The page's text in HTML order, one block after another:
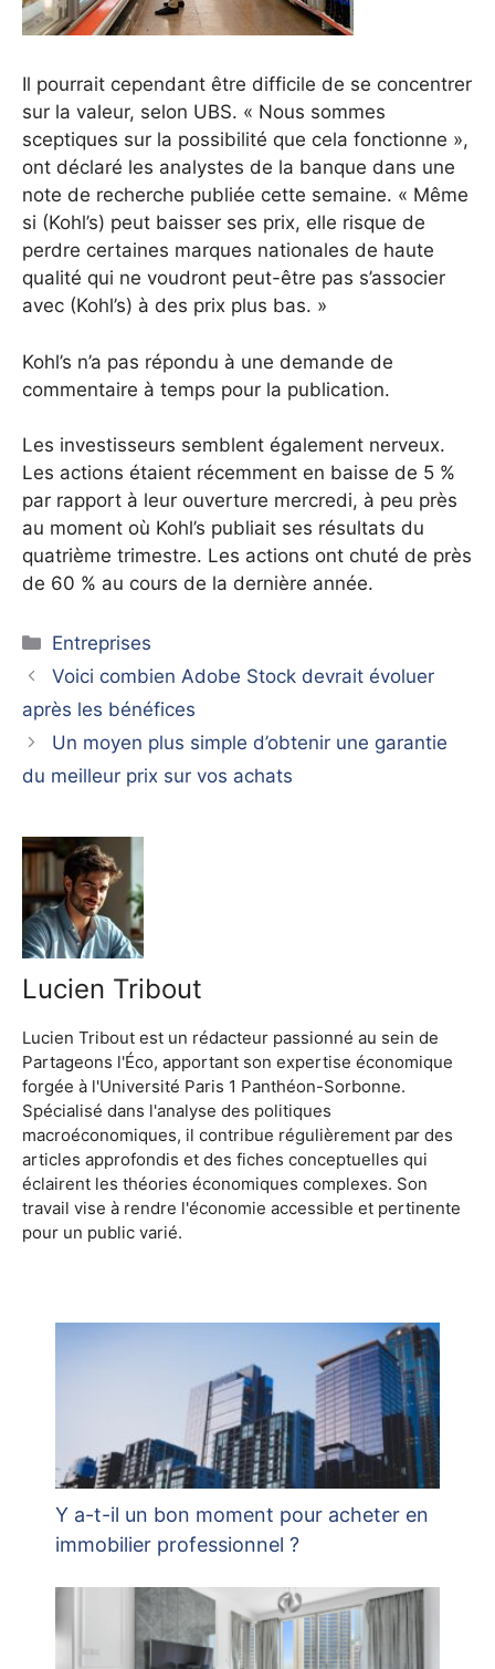
Il pourrait cependant être difficile de se concentrer
sur la valeur, selon UBS. « Nous sommes
sceptiques sur la possibilité que cela fonctionne »,
ont déclaré les analystes de la banque dans une
note de recherche publiée cette semaine. « Même
si (Kohl’s) peut baisser ses prix, elle risque de
perdre certaines marques nationales de haute
qualité qui ne voudront peut-être pas s’associer
avec (Kohl’s) à des prix plus bas. »
Kohl’s n’a pas répondu à une demande de
commentaire à temps pour la publication.
Les investisseurs semblent également nerveux.
Les actions étaient récemment en baisse de 5 %
par rapport à leur ouverture mercredi, à peu près
au moment où Kohl’s publiait ses résultats du
quatrième trimestre. Les actions ont chuté de près
de 60 % au cours de la dernière année.
Catégories
Entreprises
Voici combien Adobe Stock devrait évoluer
après les bénéfices
Un moyen plus simple d’obtenir une garantie
du meilleur prix sur vos achats
Lucien Tribout
Lucien Tribout est un rédacteur passionné au sein de
Partageons l'Éco, apportant son expertise économique
forgée à l'Université Paris 1 Panthéon-Sorbonne.
Spécialisé dans l'analyse des politiques
macroéconomiques, il contribue régulièrement par des
articles approfondis et des fiches conceptuelles qui
éclairent les théories économiques complexes. Son
travail vise à rendre l'économie accessible et pertinente
pour un public varié.
Y a-t-il un bon moment pour acheter en
immobilier professionnel ?